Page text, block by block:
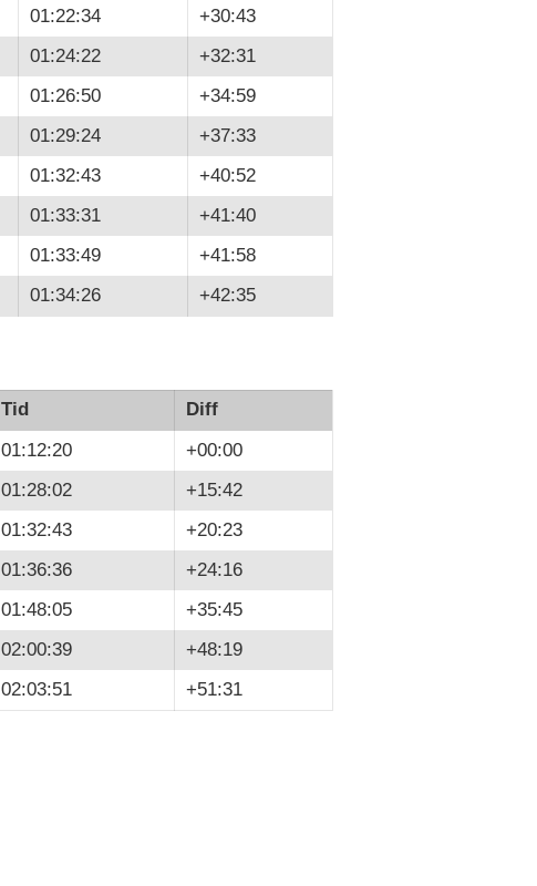
01:22:34
+30:43
01:24:22
+32:31
01:26:50
+34:59
01:29:24
+37:33
01:32:43
+40:52
01:33:31
+41:40
01:33:49
+41:58
01:34:26 +42:35
Tid
Diff
01:12:20
+00:00
01:28:02
+15:42
01:32:43
+20:23
01:36:36
+24:16
01:48:05
+35:45
02:00:39
+48:19
02:03:51 +51:31